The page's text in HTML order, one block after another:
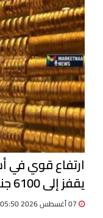
يقفز إلى 6100 جنيه